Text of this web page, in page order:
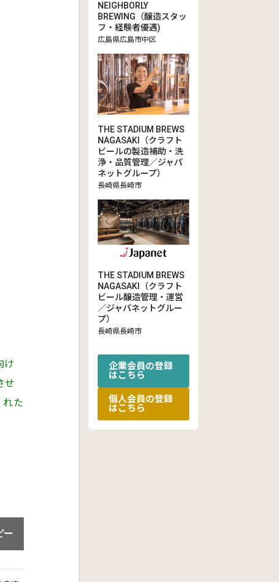
け
せ
れた
ー
NEIGHBORLY
BREWING（醸造スタッ
フ・経験者優遇)
広島県広島市中区
THE STADIUM BREWS
NAGASAKI（クラフト
ビールの製造補助・洗
浄・品質管理／ジャパ
ネットグループ）
長崎県長崎市
THE STADIUM BREWS
NAGASAKI（クラフト
ビール醸造管理・運営
／ジャパネットグルー
プ）
長崎県長崎市
企業会員の登録
はこちら
個人会員の登録
はこちら